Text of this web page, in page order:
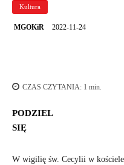
Kultura
MGOKiR 2022-11-24
CZAS CZYTANIA: 1 min.
PODZIEL
SIĘ
W wigilię św. Cecylii w kościele